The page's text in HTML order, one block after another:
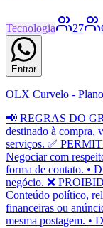
Tecnologia 27
Entrar
OLX Curvelo -
📢 REGRAS DO
destinado à compra,
serviços. ✅
Negociar com
forma de contato. •
negócio. ❌
Conteúdo político,
financeiras ou
mesma postagem. •